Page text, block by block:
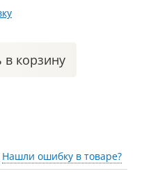
в корзину
Нашли ошибку в товаре?